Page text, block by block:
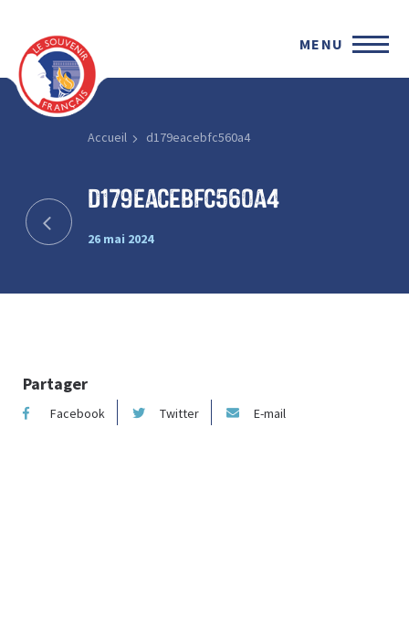
MENU
Accueil d179eacebfc560a4
d179eacebfc560a4
26 mai 2024
Partager
Facebook Twitter E-mail